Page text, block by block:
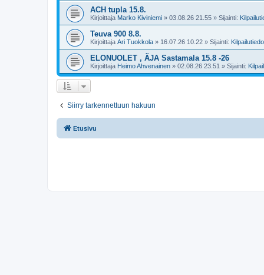
ACH tupla 15.8.
Kirjoittaja Marko Kiviniemi » 03.08.26 21.55 » Sijainti:
Teuva 900 8.8.
Kirjoittaja Ari Tuokkola » 16.07.26 10.22 » Sijainti:
ELONUOLET , ÄJA Sastamala 15.8 -26
Kirjoittaja Heimo Ahvenainen » 02.08.26 23.51 » Sijainti:
Siirry tarkennettuun hakuun
Etusivu